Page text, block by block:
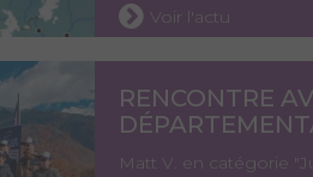
Voir l'actu
RENCONTRE
Matt V. en catégorie